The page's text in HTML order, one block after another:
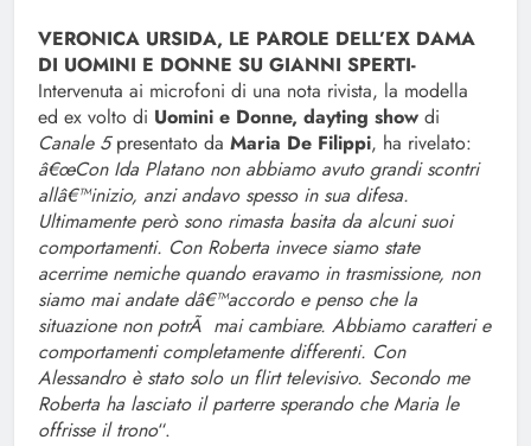
VERONICA URSIDA, LE PAROLE DELL’EX DAMA
DI UOMINI E DONNE SU GIANNI SPERTI-
Intervenuta ai microfoni di una nota rivista, la modella
ed ex volto di Uomini e Donne, dayting show di
Canale 5presentato da Maria De Filippi, ha rivelato:
â€œCon Ida Platano non abbiamo avuto grandi scontri
allâ€™inizio, anzi andavo spesso in sua difesa.
Ultimamente però sono rimasta basita da alcuni suoi
comportamenti. Con Roberta invece siamo state
acerrime nemiche quando eravamo in trasmissione, non
siamo mai andate dâ€™accordo e penso che la
situazione non potrÃ mai cambiare. Abbiamo caratteri e
comportamenti completamente differenti. Con
Alessandro è stato solo un flirt televisivo. Secondo me
Roberta ha lasciato il parterre sperando che Maria le
offrisse il trono“.